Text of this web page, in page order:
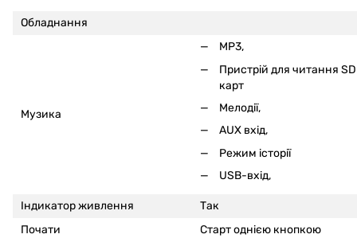
Обладнання
Музика
MP3,
Пристрій для читання
карт
Мелодії,
AUX вхід,
Режим історії
USB-вхід,
Індикатор живлення
Так
Почати
Старт однією кнопкою